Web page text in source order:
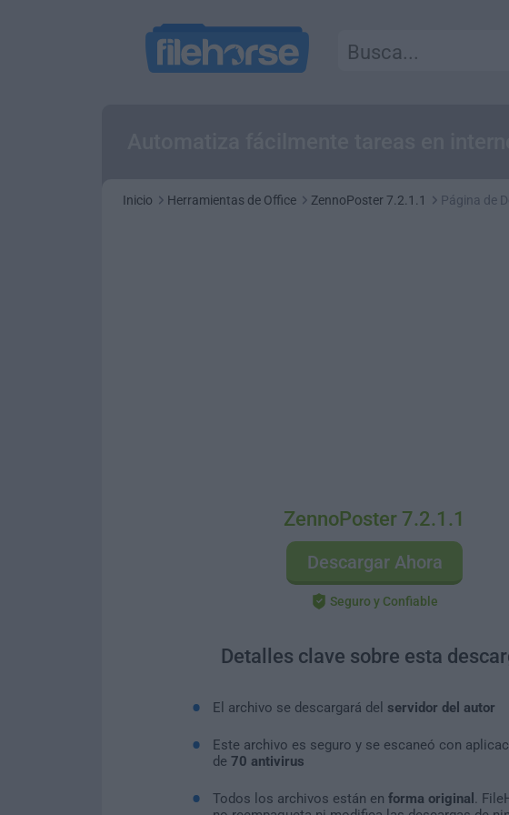
Inicio Herramientas de Office ZennoPoster 7.2.1.1 Página de
ZennoPoster 7.2.1.1
Descargar Ahora
Seguro y Confiable
Detalles clave sobre esta
El archivo se descargará del servidor del autor
Este archivo es seguro y se escaneó con
de 70 antivirus
Todos los archivos están en forma original
.